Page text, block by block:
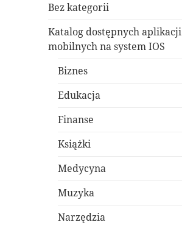
Bez kategorii
Katalog dostępnych aplikacji
mobilnych na system IOS
Biznes
Edukacja
Finanse
Książki
Medycyna
Muzyka
Narzędzia